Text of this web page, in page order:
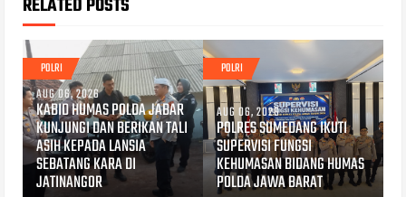
POLRI
AUG 06, 2026
KABID HUMAS POLDA JABAR
KUNJUNGI DAN BERIKAN TALI
ASIH KEPADA LANSIA
SEBATANG KARA DI
JATINANGOR
POLRI
AUG 06, 2026
POLRES SUMEDANG IKUTI
SUPERVISI FUNGSI
KEHUMASAN BIDANG HUMAS
POLDA JAWA BARAT